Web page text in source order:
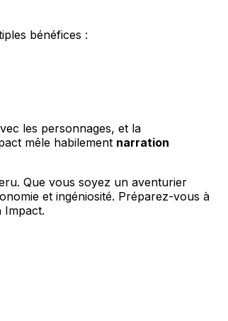
bénéfices :
les personnages, et la
mêle habilement narration
Que vous soyez un aventurier
et ingéniosité. Préparez-vous à
Impact.